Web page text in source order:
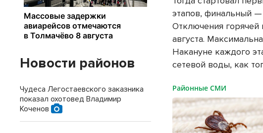
этапов, финальный —
Отключения горячей
августа.
Накануне каждого
сетевой воды, как
Районные СМИ
Новости районов
Чудеса Легостаевского заказника
показал охотовед Владимир
Коченов